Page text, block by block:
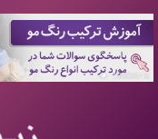
10088648